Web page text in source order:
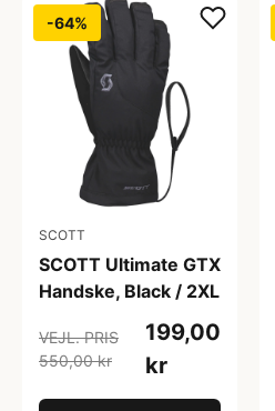
-64%
SCOTT
SCOTT Ultimate GTX
Handske, Black / 2XL
VEJL. PRIS
550,00 kr
199,00
kr